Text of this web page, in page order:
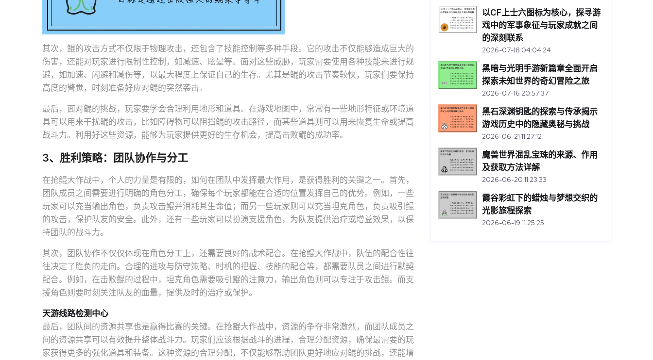
其次，鲲的攻击方式不仅限于物理攻击，还包含了技能控制等多种手段。它的攻击不仅能够造成巨大的
伤害，还能对玩家进行限制性控制，如减速、眩晕等。面对这些威胁，玩家需要使用各种技能来进行规
避，如加速、闪避和减伤等，以最大程度上保证自己的生存。尤其是鲲的攻击节奏较快，玩家们要保持
高度的警觉，时刻准备好应对鲲的突然袭击。
最后，面对鲲的挑战，玩家要学会合理利用地形和道具。在游戏地图中，常常有一些地形特征或环境道
具可以用来干扰鲲的攻击，比如障碍物可以阻挡鲲的攻击路径，而某些道具则可以用来恢复生命或提高
战斗力。利用好这些资源，能够为玩家提供更好的生存机会，提高击败鲲的成功率。
3、胜利策略：团队协作与分工
在抢鲲大作战中，个人的力量是有限的，如何在团队中发挥最大作用，是获得胜利的关键之一。首先，
团队成员之间需要进行明确的角色分工，确保每个玩家都能在合适的位置发挥自己的优势。例如，一些
玩家可以充当输出角色，负责攻击鲲并消耗其生命值；而另一些玩家则可以充当坦克角色，负责吸引鲲
的攻击，保护队友的安全。此外，还有一些玩家可以扮演支援角色，为队友提供治疗或增益效果，以保
持团队的战斗力。
其次，团队协作不仅仅体现在角色分工上，还需要良好的战术配合。在抢鲲大作战中，队伍的配合性往
往决定了胜负的走向。合理的进攻与防守策略、时机的把握、技能的配合等，都需要队员之间进行默契
配合。例如，在击败鲲的过程中，坦克角色需要吸引鲲的注意力，输出角色则可以专注于攻击鲲。而支
援角色则要时刻关注队友的血量，提供及时的治疗或保护。
天游线路检测中心
最后，团队间的资源共享也是赢得比赛的关键。在抢鲲大作战中，资源的争夺非常激烈，而团队成员之
间的资源共享可以有效提升整体战斗力。玩家们应该根据战斗的进程，合理分配资源，确保最需要的玩
家获得更多的强化道具和装备。这种资源的合理分配，不仅能够帮助团队更好地应对鲲的挑战，还能增
以CF上士六图标为核心，探寻游
戏中的军事象征与玩家成就之间
的深刻联系
2026-07-18 04:04:24
黑暗与光明手游新篇章全面开启
探索未知世界的奇幻冒险之旅
2026-07-16 20:57:37
黑石深渊钥匙的探索与传承揭示
游戏历史中的隐藏奥秘与挑战
2026-06-21 11:27:12
魔兽世界混乱宝珠的来源、作用
及获取方法详解
2026-06-20 11:23:33
霞谷彩虹下的蜡烛与梦想交织的
光影旅程探索
2026-06-19 11:25:25